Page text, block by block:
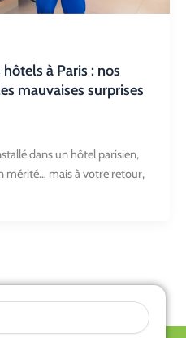
à Paris : nos
mauvaises surprises
dans un hôtel parisien,
mérité… mais à votre retour,